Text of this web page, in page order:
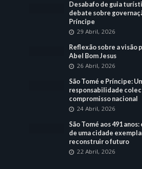
Desabafo de guia
debate sobre
Príncipe
29 Abril, 2026
Reflexão sobre a visão
Abel Bom Jesus
26 Abril, 2026
São Tomé e Príncipe:
responsabilidade
compromisso nacional
24 Abril, 2026
São Tomé aos 491
de uma cidade
reconstruir o futuro
22 Abril, 2026